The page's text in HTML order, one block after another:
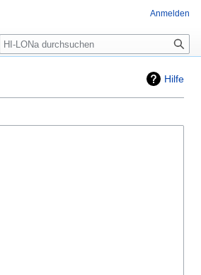
Hilfe
Anmelden